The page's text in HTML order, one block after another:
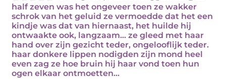
half zeven was het ongeveer toen ze wakker
schrok van het geluid ze vermoedde dat het een
kindje was dat van hiernaast, het huilde hij
ontwaakte ook, langzaam… ze gleed met haar
hand over zijn gezicht teder, ongelooflijk teder.
haar donkere lippen nodigden zijn mond heel
even zag ze hoe bruin hij haar vond toen hun
ogen elkaar ontmoetten…